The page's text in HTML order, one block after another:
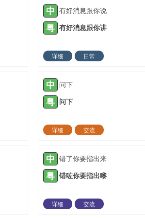
中 有好消息跟你说
粤 有好消息跟你讲
详细
日常
中 问下
粤 问下
详细
交流
中 错了你要指出来
粤 错咗你要指出嚟
详细
交流